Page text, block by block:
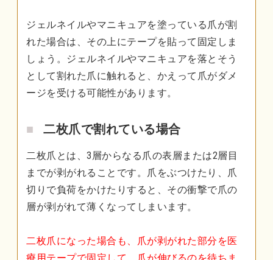
ジェルネイルやマニキュアを塗っている爪が割
れた場合は、その上にテープを貼って固定しま
しょう。ジェルネイルやマニキュアを落とそう
として割れた爪に触れると、かえって爪がダメ
ージを受ける可能性があります。
二枚爪で割れている場合
二枚爪とは、3層からなる爪の表層または2層目
までが剥がれることです。爪をぶつけたり、爪
切りで負荷をかけたりすると、その衝撃で爪の
層が剥がれて薄くなってしまいます。
二枚爪になった場合も、爪が剥がれた部分を医